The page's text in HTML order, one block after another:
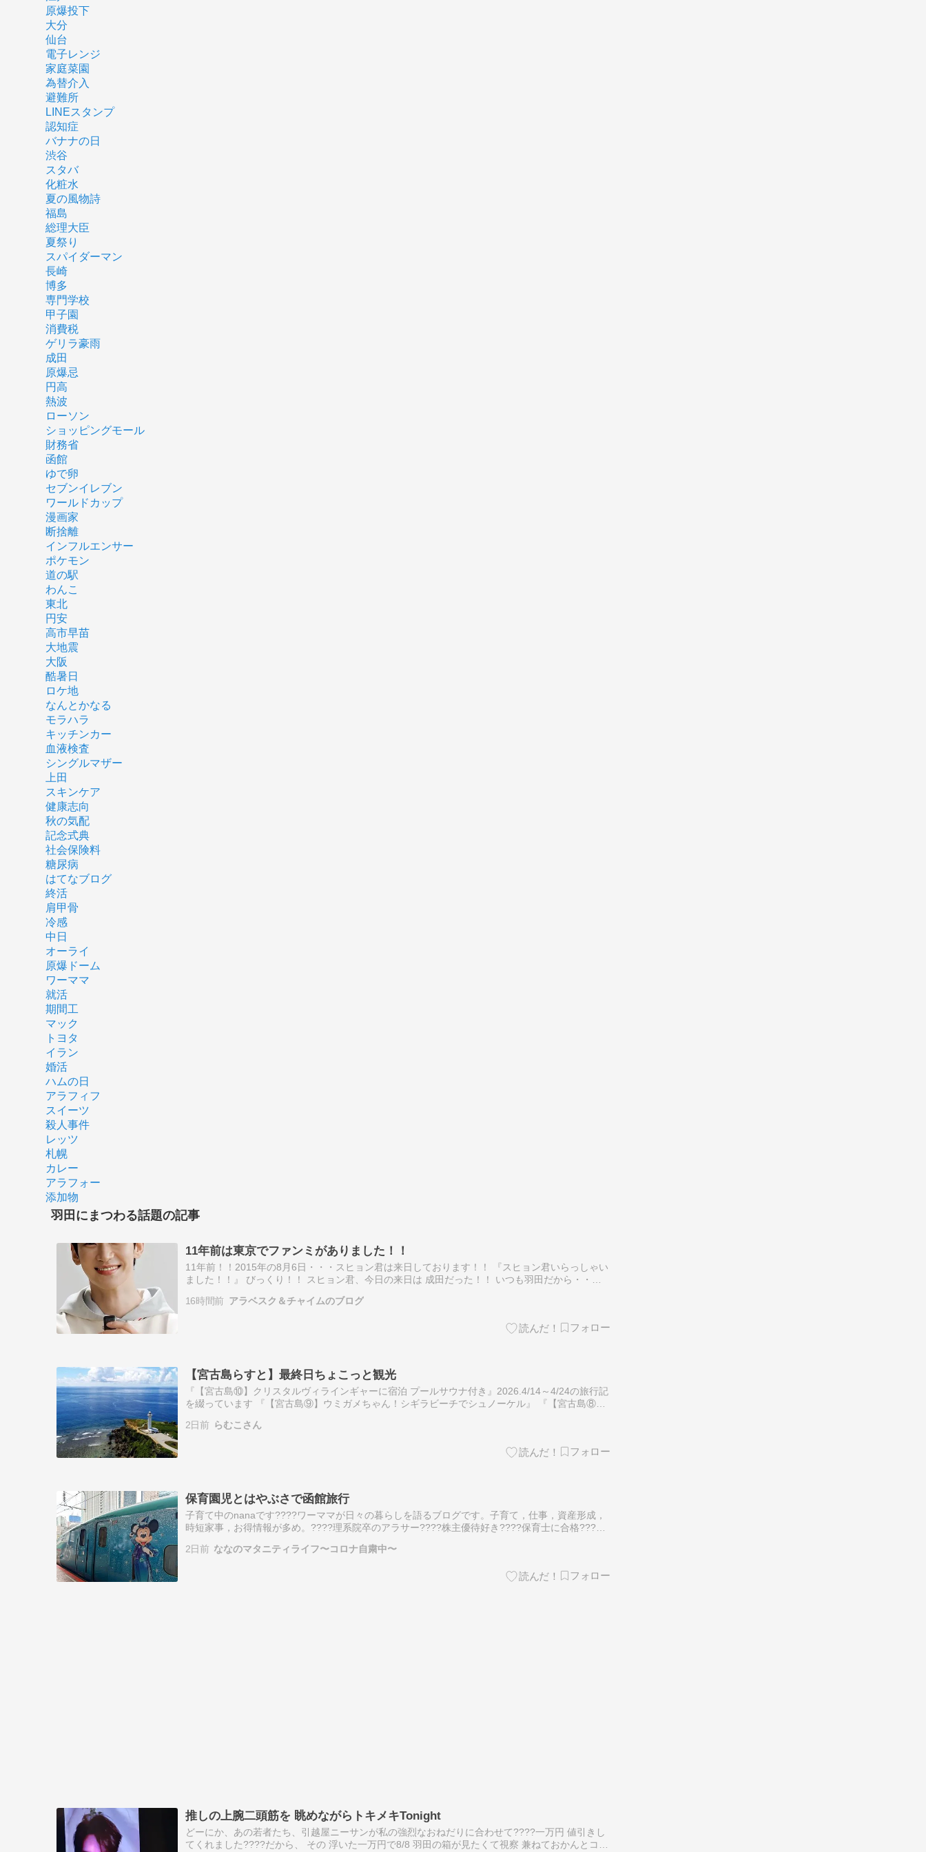
原爆投下
大分
仙台
電子レンジ
家庭菜園
為替介入
避難所
LINEスタンプ
認知症
バナナの日
渋谷
スタバ
化粧水
夏の風物詩
福島
総理大臣
夏祭り
スパイダーマン
長崎
博多
専門学校
甲子園
消費税
ゲリラ豪雨
成田
原爆忌
円高
熱波
ローソン
ショッピングモール
財務省
函館
ゆで卵
セブンイレブン
ワールドカップ
漫画家
断捨離
インフルエンサー
ポケモン
道の駅
わんこ
東北
円安
高市早苗
大地震
大阪
酷暑日
ロケ地
なんとかなる
モラハラ
キッチンカー
血液検査
シングルマザー
上田
スキンケア
健康志向
秋の気配
記念式典
社会保険料
糖尿病
はてなブログ
終活
肩甲骨
冷感
中日
オーライ
原爆ドーム
ワーママ
就活
期間工
マック
トヨタ
イラン
婚活
ハムの日
アラフィフ
スイーツ
殺人事件
レッツ
札幌
カレー
アラフォー
添加物
羽田にまつわる話題の記事
11年前は東京でファンミがありました！！
11年前！！2015年の8月6日・・・スヒョン君は来日しております！！ 『スヒョン君いらっしゃい
ました！！』 びっくり！！ スヒョン君、今日の来日は 成田だった！！ いつも羽田だから・・・
16時間前 アラベスク＆チャイムのブログ
【宮古島らすと】最終日ちょこっと観光
『【宮古島⑩】クリスタルヴィラインギャーに宿泊 プールサウナ付き』2026.4/14～4/24の旅行記
を綴っています 『【宮古島⑨】ウミガメちゃん！シギラビーチでシュノーケル』 『【宮古島⑧】
2日前 らむこさん
保育園児とはやぶさで函館旅行
子育て中のnanaです????ワーママが日々の暮らしを語るブログです。子育て，仕事，資産形成，
時短家事，お得情報が多め。????理系院卒のアラサー????株主優待好き????保育士に合格????
2日前 ななのマタニティライフ〜コロナ自粛中〜
推しの上腕二頭筋を 眺めながらトキメキTonight
どーにか、あの若者たち、引越屋ニーサンが私の強烈なおねだりに合わせて????一万円 値引きし
てくれました????だから、 その 浮いた一万円で8/8 羽田の箱が見たくて視察 兼ねておかんとコヌ